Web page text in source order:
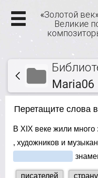
«Золотой
Великие
Maria06